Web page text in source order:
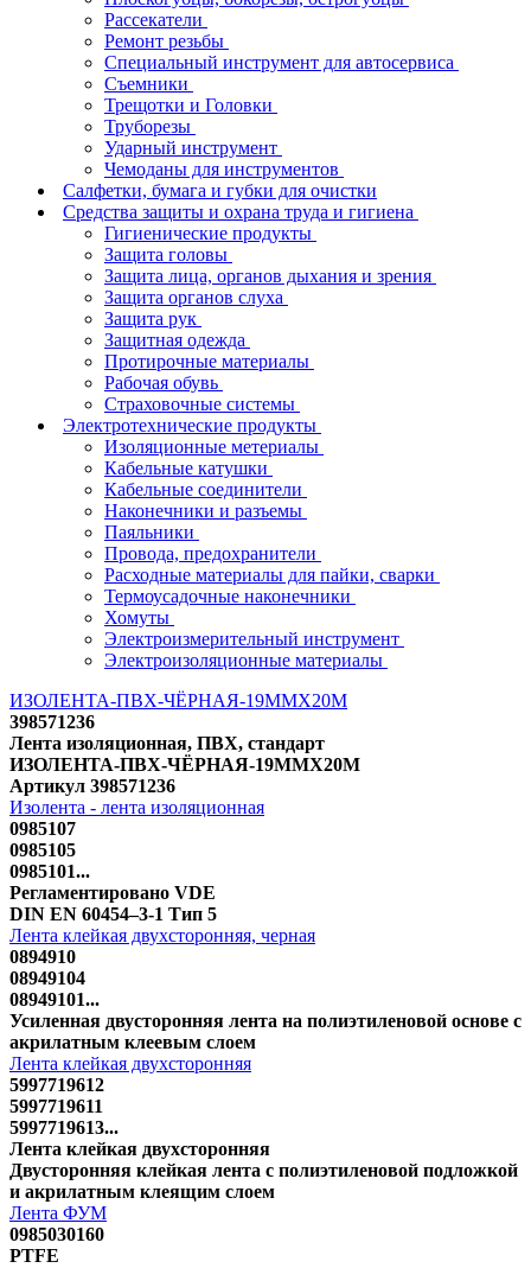
Рассекатели
Ремонт резьбы
Специальный инструмент для автосервиса
Съемники
Трещотки и Головки
Труборезы
Ударный инструмент
Чемоданы для инструментов
Салфетки, бумага и губки для очистки
Средства защиты и охрана труда и гигиена
Гигиенические продукты
Защита головы
Защита лица, органов дыхания и зрения
Защита органов слуха
Защита рук
Защитная одежда
Протирочные материалы
Рабочая обувь
Страховочные системы
Электротехнические продукты
Изоляционные метериалы
Кабельные катушки
Кабельные соединители
Наконечники и разъемы
Паяльники
Провода, предохранители
Расходные материалы для пайки, сварки
Термоусадочные наконечники
Хомуты
Электроизмерительный инструмент
Электроизоляционные материалы
ИЗОЛЕНТА-ПВХ-ЧЁРНАЯ-19MMX20M
398571236
Лента изоляционная, ПВХ, стандарт
ИЗОЛЕНТА-ПВХ-ЧЁРНАЯ-19MMX20M
Артикул 398571236
Изолента - лента изоляционная
0985107
0985105
0985101...
Регламентировано VDE
DIN EN 60454–3-1 Тип 5
Лента клейкая двухсторонняя, черная
0894910
08949104
08949101...
Усиленная двусторонняя лента на полиэтиленовой основе с
акрилатным клеевым слоем
Лента клейкая двухсторонняя
5997719612
5997719611
5997719613...
Лента клейкая двухсторонняя
Двусторонняя клейкая лента с полиэтиленовой подложкой
и акрилатным клеящим слоем
Лента ФУМ
0985030160
PTFE